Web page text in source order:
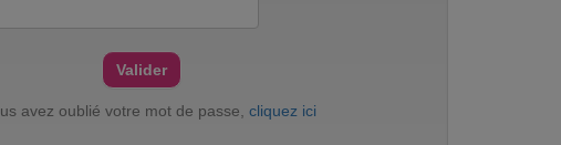
avez oublié votre mot de passe, cliquez ici